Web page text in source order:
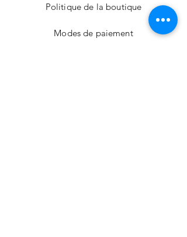
Politique de la boutique
Modes de paiement